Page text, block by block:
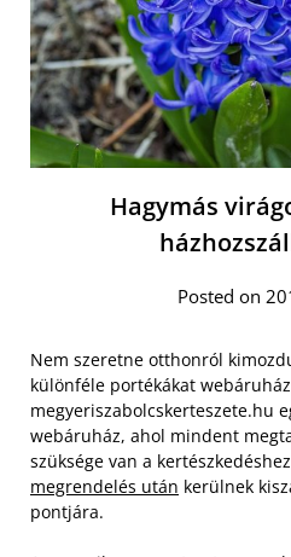
Hagymás
Posted on
Nem szeretne otthonról
különféle portékákat
megyeriszabolcskerteszete.hu
webáruház, ahol mindent
szüksége van a
megrendelés után kerülnek
pontjára.